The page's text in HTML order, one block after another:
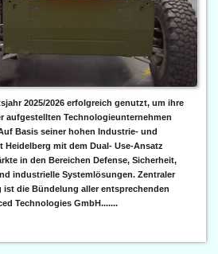
2025/2026 erfolgreich genutzt, um ihre
aufgestellten Technologieunternehmen
Basis seiner hohen Industrie- und
Heidelberg mit dem Dual- Use-Ansatz
in den Bereichen Defense, Sicherheit,
industrielle Systemlösungen. Zentraler
ist die Bündelung aller entsprechenden
Technologies GmbH.......